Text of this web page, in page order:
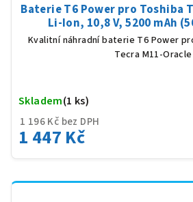
Baterie T6 Power pro Toshiba
Li-Ion, 10,8 V, 5200 mAh
Kvalitní náhradní baterie T6 Power
Tecra M11-Oracle
1 196 Kč bez DPH
1 447 Kč
Skladem(1 ks)